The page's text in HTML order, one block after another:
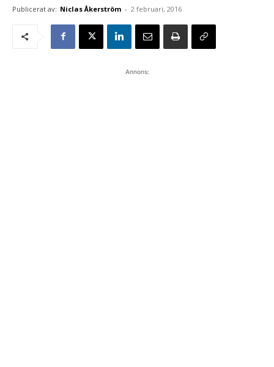
Publicerat av: Niclas Åkerström - 2 februari, 2016
Annons: